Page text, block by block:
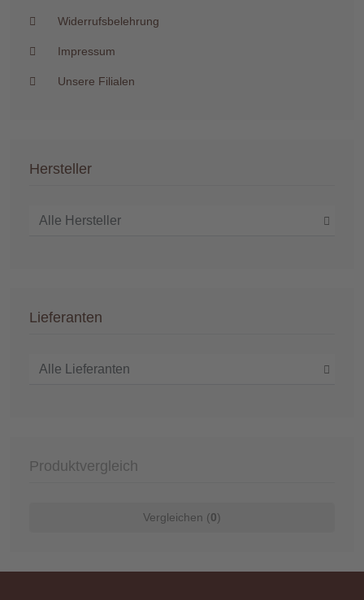
Widerrufsbelehrung
Impressum
Unsere Filialen
Hersteller
Lieferanten
Produktvergleich
Vergleichen (0)